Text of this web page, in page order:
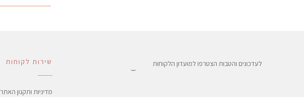
שירות לקוחות
מדיניות ותקנון האתר
לעדכונים והטבות הצטרפו למועדון הלקוחות